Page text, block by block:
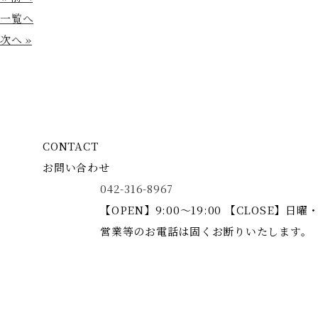
一覧へ
次へ »
CONTACT
お問い合わせ
042-316-8967
【OPEN】9:00～19:00 【CLOSE】日曜
営業等のお電話は固くお断りいたします。